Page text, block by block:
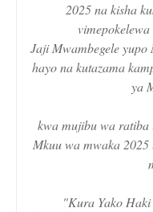
2025 na kisha
Jaji Mwambegele
hayo na kutazama
ya
kwa mujibu wa ratiba
Mkuu wa mwaka
"Kura Yako